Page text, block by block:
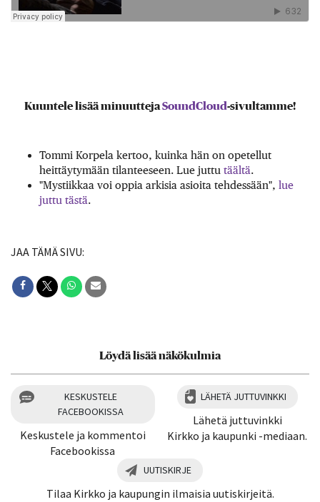
Kuuntele lisää minuuttejaSoundCloud -sivultamme!
Tommi Korpela kertoo, kuinka hän on opetellut
heittäytymään tilanteeseen. Lue juttu täältä.
"Mystiikkaa voi oppia arkisia asioita tehdessään", lue
juttu tästä.
JAA TÄMÄ SIVU:
Löydä lisää näkökulmia
KESKUSTELE
FACEBOOKISSA
Keskustele ja kommentoi
Facebookissa
LÄHETÄ JUTTUVINKKI
Lähetä juttuvinkki
Kirkko ja kaupunki -mediaan.
UUTISKIRJE
Tilaa Kirkko ja kaupungin ilmaisia uutiskirjeitä.